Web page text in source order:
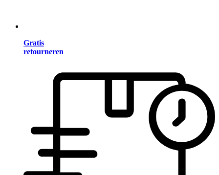
Gratis
retourneren